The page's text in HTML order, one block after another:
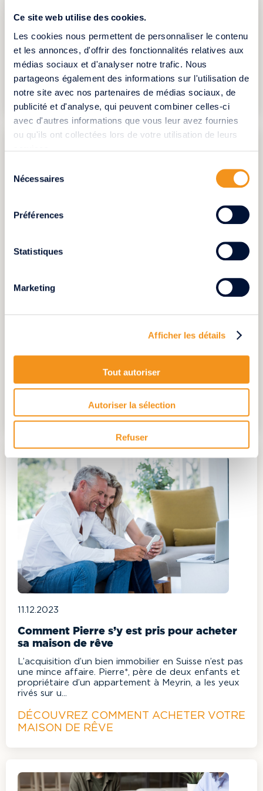
Ce site web utilise des cookies.
Les cookies nous permettent de personnaliser le contenu
et les annonces, d'offrir des fonctionnalités relatives aux
médias sociaux et d'analyser notre trafic. Nous
partageons également des informations sur l'utilisation de
notre site avec nos partenaires de médias sociaux, de
publicité et d'analyse, qui peuvent combiner celles-ci
avec d'autres informations que vous leur avez fournies
ou qu'ils ont collectées lors de votre utilisation de leurs
Nécessaires
Préférences
Statistiques
Marketing
Afficher les détails
Tout autoriser
Autoriser la sélection
Refuser
épanouissante
Maria et René* partagent depuis de longue date
des moments de bonheur dans leur appartement à
Bernex. Cependant, à l’âge de la retraite, la routine
POUR UNE RETRAITE ÉPANOUISSANTE
16.01.2024
Simplifiez la vente de votre héritage
qui viennent d'hériter d'un appartement chargé
rénover avant de ve..
SIMPLIFIEZ LA VENTE DE VOTRE
11.12.2023
Comment Pierre s’y est pris pour acheter
sa maison de rêve
L’acquisition d’un bien immobilier en Suisse n’est pas
une mince affaire. Pierre*, père de deux enfants et
propriétaire d’un appartement à Meyrin, a les yeux
rivés sur u...
DÉCOUVREZ COMMENT ACHETER VOTRE
MAISON DE RÊVE